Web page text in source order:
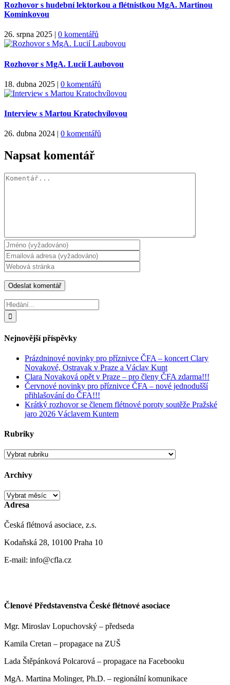
Rozhovor s hudební lektorkou a flétnistkou MgA. Martinou
Komínkovou
26. srpna 2025 | 0 komentářů
Rozhovor s MgA. Lucií Laubovou
18. dubna 2025 | 0 komentářů
Interview s Martou Kratochvílovou
26. dubna 2024 | 0 komentářů
Napsat komentář
Komentář
Hledat:
Nejnovější příspěvky
Prázdninové novinky pro příznivce ČFA – koncert Clary
Novakové, Ostravak v Praze a Václav Kunt
Clara Novaková opět v Praze – pro členy ČFA zdarma!!!
Červnové novinky pro příznivce ČFA – nové jednodušší
přihlašování do ČFA!!!
Krátký rozhovor se členem flétnové poroty soutěže Pražské
jaro 2026 Václavem Kuntem
Rubriky
Rubriky
Archivy
Archivy
Adresa
Česká flétnová asociace, z.s.
Kodaňská 28, 10100 Praha 10
E-mail: info@cfla.cz
Členové Představenstva České flétnové asociace
Mgr. Miroslav Lopuchovský – předseda
Kamila Cretan – propagace na ZUŠ
Lada Štěpánková Polcarová – propagace na Facebooku
MgA. Martina Molinger, Ph.D. – regionální komunikace